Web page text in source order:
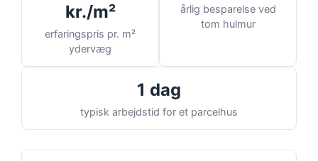
kr./m²
erfaringspris pr. m²
ydervæg
årlig besparelse ved
tom hulmur
1 dag
typisk arbejdstid for et parcelhus